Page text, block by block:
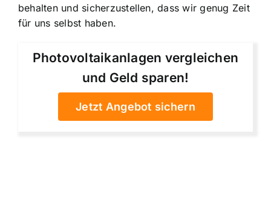
behalten und sicherzustellen, dass wir genug Zeit
für uns selbst haben.
Photovoltaikanlagen vergleichen
und Geld sparen!
Jetzt Angebot sichern